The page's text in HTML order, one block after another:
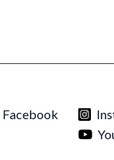
Facebook